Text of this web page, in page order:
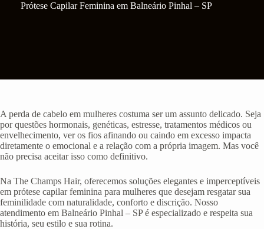
Prótese Capilar Feminina em Balneário Pinhal – SP
A perda de cabelo em mulheres costuma ser um assunto delicado. Seja
por questões hormonais, genéticas, estresse, tratamentos médicos ou
envelhecimento, ver os fios afinando ou caindo em excesso impacta
diretamente o emocional e a relação com a própria imagem. Mas você
não precisa aceitar isso como definitivo.
Na The Champs Hair, oferecemos soluções elegantes e imperceptíveis
em prótese capilar feminina para mulheres que desejam resgatar sua
feminilidade com naturalidade, conforto e discrição. Nosso
atendimento em Balneário Pinhal – SP é especializado e respeita sua
história, seu estilo e sua rotina.